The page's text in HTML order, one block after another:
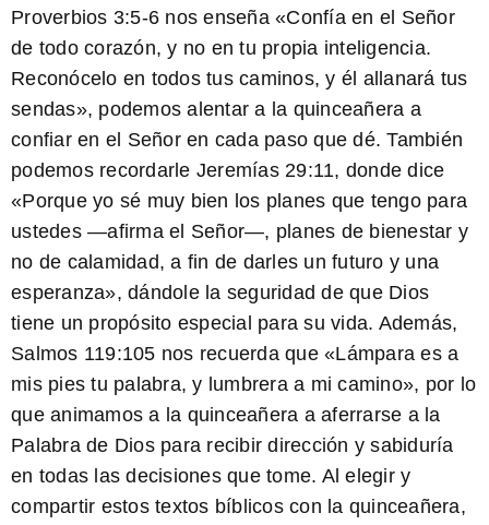
Proverbios 3:5-6 nos enseña «Confía en el Señor
de todo corazón, y no en tu propia inteligencia.
Reconócelo en todos tus caminos, y él allanará tus
sendas», podemos alentar a la quinceañera a
confiar en el Señor en cada paso que dé. También
podemos recordarle Jeremías 29:11, donde dice
«Porque yo sé muy bien los planes que tengo para
ustedes —afirma el Señor—, planes de bienestar y
no de calamidad, a fin de darles un futuro y una
esperanza», dándole la seguridad de que Dios
tiene un propósito especial para su vida. Además,
Salmos 119:105 nos recuerda que «Lámpara es a
mis pies tu palabra, y lumbrera a mi camino», por lo
que animamos a la quinceañera a aferrarse a la
Palabra de Dios para recibir dirección y sabiduría
en todas las decisiones que tome. Al elegir y
compartir estos textos bíblicos con la quinceañera,